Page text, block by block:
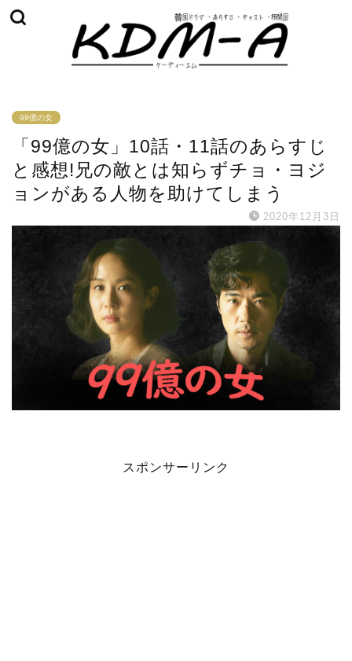
99億の女
「99億の女」10話・11話のあらすじ
と感想!兄の敵とは知らずチョ・ヨジ
ョンがある人物を助けてしまう
2020年12月3日
スポンサーリンク